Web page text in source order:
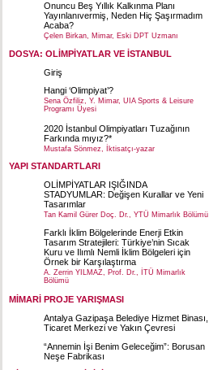
Onuncu Beş Yıllık Kalkınma Planı
Yayınlanıvermiş, Neden Hiç Şaşırmadım
Acaba?
Çelen Birkan, Mimar, Eski DPT Uzmanı
DOSYA: OLİMPİYATLAR VE İSTANBUL
Giriş
Hangi ‘Olimpiyat’?
Sena Özfiliz, Y. Mimar, UIA Sports & Leisure
Programı Üyesi
2020 İstanbul Olimpiyatları Tuzağının
Farkında mıyız?*
Mustafa Sönmez, İktisatçı-yazar
YAPI STANDARTLARI
OLİMPİYATLAR IŞIĞINDA
STADYUMLAR: Değişen Kurallar ve Yeni
Tasarımlar
Tan Kamil Gürer Doç. Dr., YTÜ Mimarlık Bölümü
Farklı İklim Bölgelerinde Enerji Etkin
Tasarım Stratejileri: Türkiye’nin Sıcak
Kuru ve Ilımlı Nemli İklim Bölgeleri için
Örnek bir Karşılaştırma
A. Zerrin YILMAZ, Prof. Dr., İTÜ Mimarlık
Bölümü
MİMARİ PROJE YARIŞMASI
Antalya Gazipaşa Belediye Hizmet Binası,
Ticaret Merkezi ve Yakın Çevresi
“Annemin İşi Benim Geleceğim”: Borusan
Neşe Fabrikası